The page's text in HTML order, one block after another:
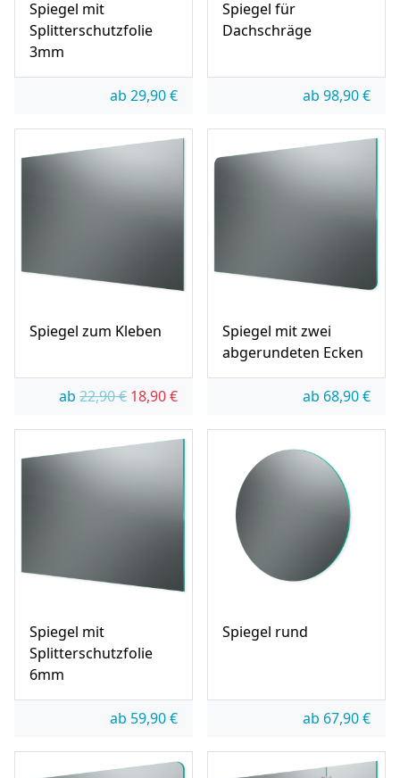
Spiegel mit
Splitterschutzfolie
3mm
ab 29,90€
Spiegel für
Dachschräge
ab 98,90€
Spiegel zum Kleben
ab 22,90€ Ursprünglicher Preis war: 22,90 €
18,90€Aktueller Preis ist: 18,90 €.
Spiegel mit zwei
abgerundeten Ecken
ab 68,90€
Spiegel mit
Splitterschutzfolie
6mm
ab 59,90€
Spiegel rund
ab 67,90€